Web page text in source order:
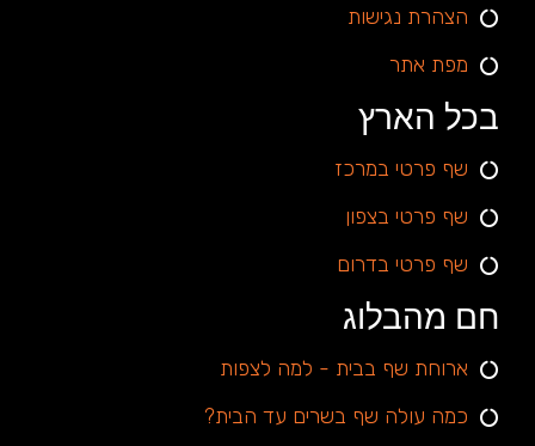
הצהרת נגישות
מפת אתר
בכל הארץ
שף פרטי במרכז
שף פרטי בצפון
שף פרטי בדרום
חם מהבלוג
ארוחת שף בבית - למה לצפות
כמה עולה שף בשרים עד הבית?